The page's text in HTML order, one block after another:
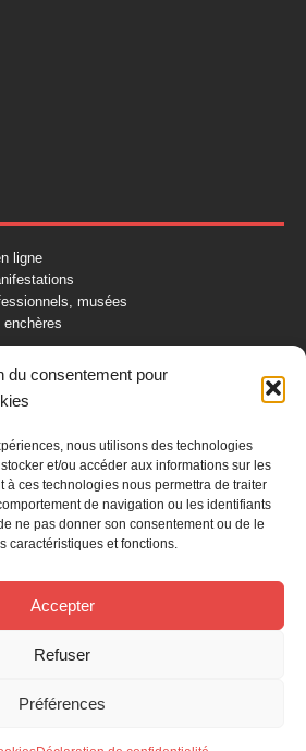
du consentement pour
nous utilisons des technologies
et/ou accéder aux informations sur les
à ces technologies nous permettra de traiter
de navigation ou les identifiants
ne pas donner son consentement ou de le
caractéristiques et fonctions.
Accepter
Refuser
Préférences
ligne
musées